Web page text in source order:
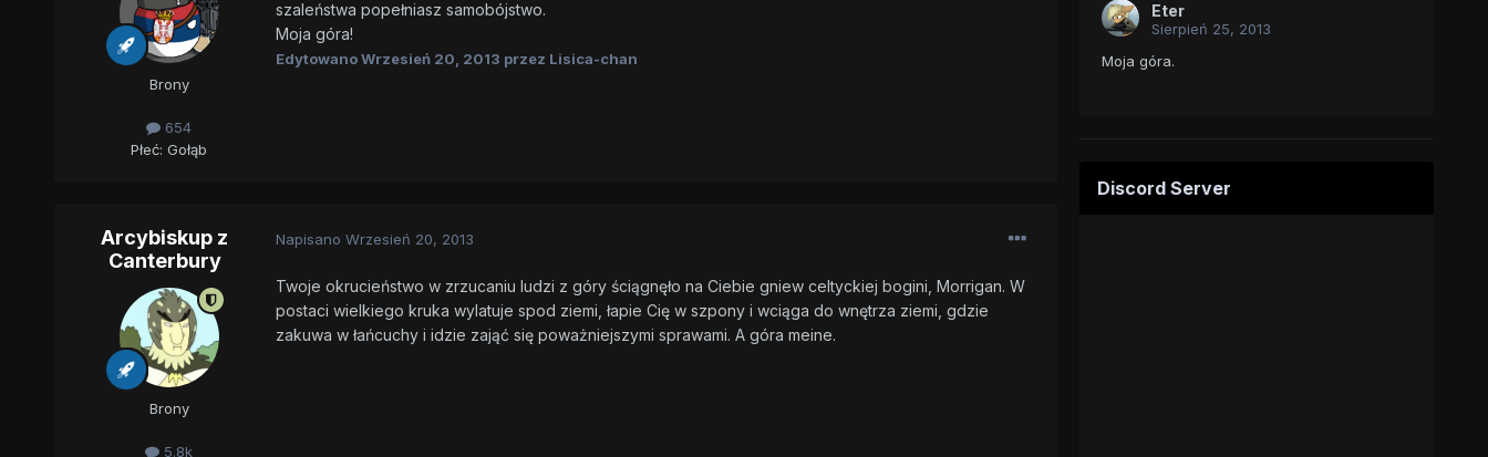
Brony
654
Płeć: Gołąb
szaleństwa popełniasz samobójstwo.
Moja góra!
EdytowanoWrzesień 20, 2013 przez Lisica-chan
Arcybiskup z
Canterbury
Brony
5.8k
Napisano Wrzesień 20, 2013
Twoje okrucieństwo w zrzucaniu ludzi z góry ściągnęło na Ciebie gniew celtyckiej bogini, Morrigan. W
postaci wielkiego kruka wylatuje spod ziemi, łapie Cię w szpony i wciąga do wnętrza ziemi, gdzie
zakuwa w łańcuchy i idzie zająć się poważniejszymi sprawami. A góra meine.
Eter
Sierpień 25, 2013
Moja góra.
Discord Server